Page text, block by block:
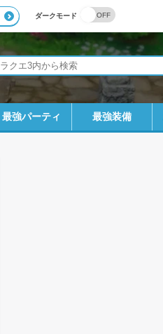
ダークモード
最強パーティ 最強装備